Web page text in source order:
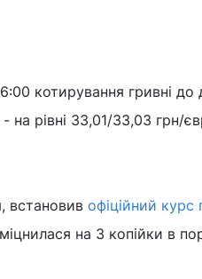
котирування гривні до
на рівні 33,01/33,03 грн/
встановив офіційний курс
на 3 копійки в